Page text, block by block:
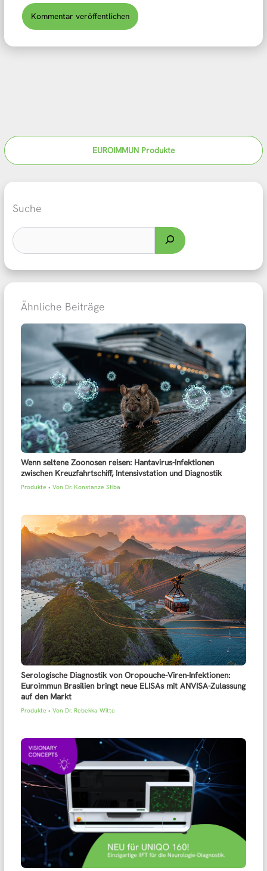
EUROIMMUN Produkte
Suche
Ähnliche Beiträge
Wenn seltene Zoonosen reisen: Hantavirus-Infektionen
zwischen Kreuzfahrtschiff, Intensivstation und Diagnostik
Produkte • Von Dr. Konstanze Stiba
Serologische Diagnostik von Oropouche-Viren-Infektionen:
Euroimmun Brasilien bringt neue ELISAs mit ANVISA-Zulassung
auf den Markt
Produkte • Von Dr. Rebekka Witte